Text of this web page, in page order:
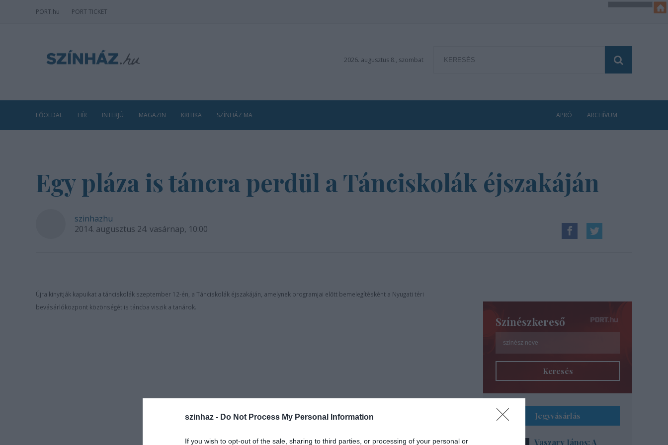
szinhaz - Do Not Process My Personal Information
If you wish to opt-out of the sale, sharing to third parties, or processing of your personal or
PORT.hu PORT TICKET
2026. augusztus 8., szombat
FŐOLDAL HÍR INTERJÚ MAGAZIN KRITIKA SZÍNHÁZ MA APRÓ ARCHÍVUM
Egy pláza is táncra perdül a Tánciskolák éjszakáján
szinhazhu
2014. augusztus 24. vasárnap, 10:00
Újra kinyitják kapuikat a tánciskolák szeptember 12-én, a Tánciskolák éjszakáján, amelynek programjai előtt bemelegítésként a Nyugati téri
bevásárlóközpont közönségét is táncba viszik a tanárok.
Színészkereső
Keresés
Jegyvásárlás
Vaszary János: A